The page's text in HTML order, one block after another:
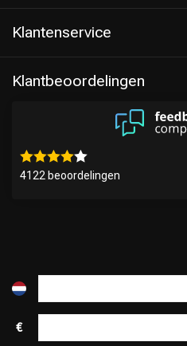
Klantenservice
Klantbeoordelingen
4122 beoordelingen
€